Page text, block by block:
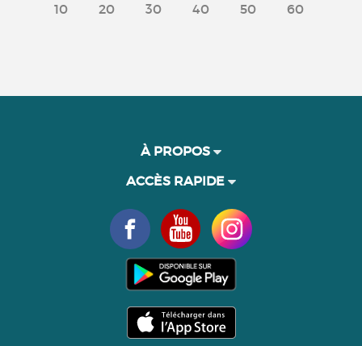
10 20 30 40 50 60
À PROPOS
ACCÈS RAPIDE